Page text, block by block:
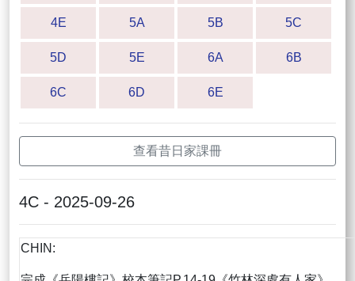
4E 5A 5B 5C
5D 5E 6A 6B
6C 6D 6E
查看昔日家課冊
4C - 2025-09-26
CHIN: